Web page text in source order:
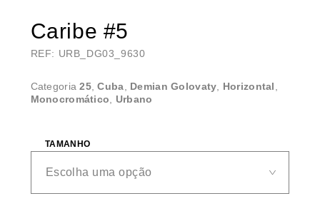
Caribe #5
REF: URB_DG03_9630
Categoria25,Cuba Demian Golovaty Horizontal
Monocromático
Urbano
TAMANHO